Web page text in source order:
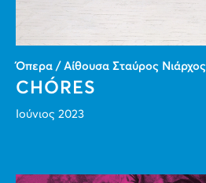
Όπερα / Αίθουσα Σταύρος Νιάρχος
CHÓRES
Ιούνιος 2023